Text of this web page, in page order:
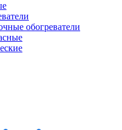
обогреватели